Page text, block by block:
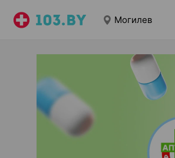
Могилев